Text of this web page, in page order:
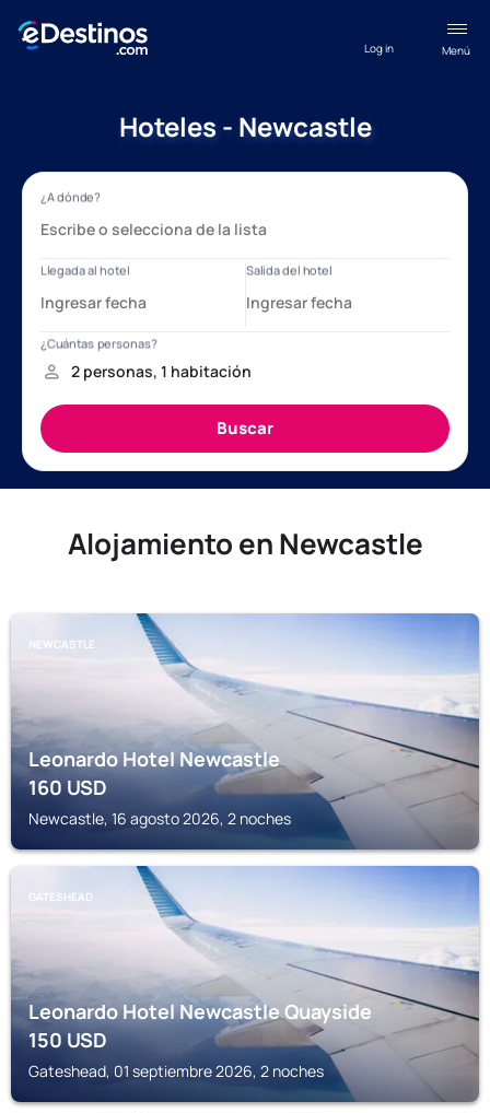
Menú
Log in
Hoteles - Newcastle
Alojamiento en Newcastle
NEWCASTLE
Leonardo Hotel Newcastle
160USD
Newcastle, 16 agosto 2026, 2 noches
GATESHEAD
Leonardo Hotel Newcastle Quayside
150USD
Gateshead, 01 septiembre 2026, 2 noches